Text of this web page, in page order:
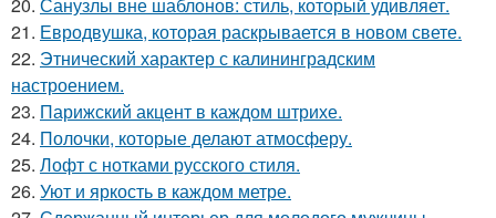
21. Евродвушка, которая раскрывается в новом свете.
22. Этнический характер с калининградским
настроением.
23. Парижский акцент в каждом штрихе.
24. Полочки, которые делают атмосферу.
25. Лофт с нотками русского стиля.
26. Уют и яркость в каждом метре.